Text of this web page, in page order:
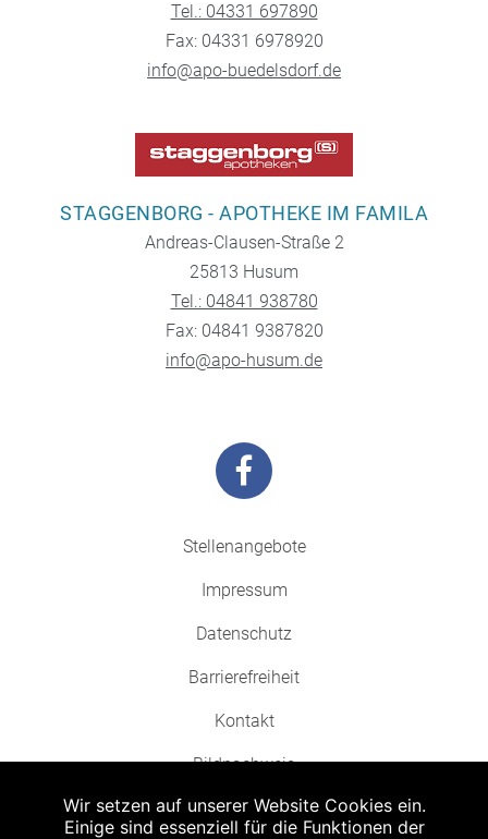
Tel.: 04331 697890
Fax: 04331 6978920
info@apo-buedelsdorf.de
STAGGENBORG - APOTHEKE IM FAMILA
Andreas-Clausen-Straße 2
25813 Husum
Tel.: 04841 938780
Fax: 04841 9387820
info@apo-husum.de
Stellenangebote
Impressum
Datenschutz
Barrierefreiheit
Kontakt
Bildnachweis
Wir setzen auf unserer Website Cookies ein.
Einige sind essenziell für die Funktionen der